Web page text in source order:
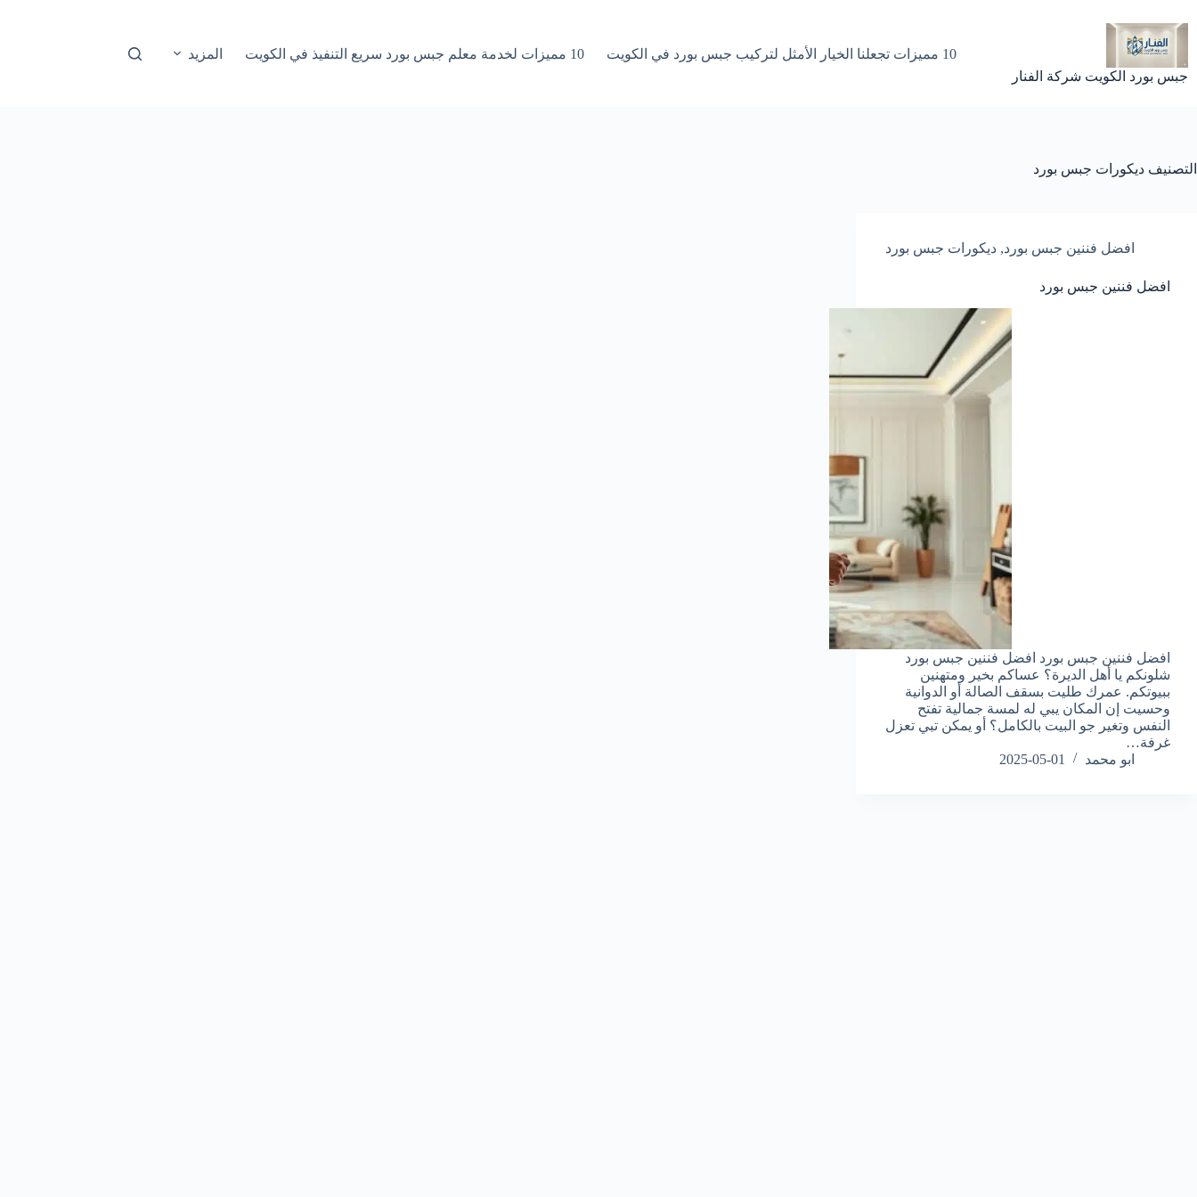
إلى
المحتوى
جبس بورد الكويت شركة الفنار
10 مميزات تجعلنا الخيار الأمثل لتركيب جبس بورد في الكويت 10 مميزات لخدمة معلم جبس بورد سريع التنفيذ في الكويت المزيد
التصنيف ديكورات جبس بورد
افضل فننين جبس بورد, ديكورات جبس بورد
افضل فننين جبس بورد
افضل فننين جبس بورد افضل فننين جبس بورد
شلونكم يا أهل الديرة؟ عساكم بخير ومتهنين
ببيوتكم. عمرك طليت بسقف الصالة أو الدوانية
وحسيت إن المكان يبي له لمسة جمالية تفتح
النفس وتغير جو البيت بالكامل؟ أو يمكن تبي تعزل
غرفة…
ابو محمد
2025-05-01